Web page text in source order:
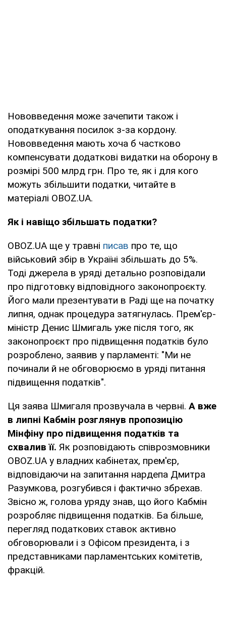
Нововведення може зачепити також і
оподаткування посилок з-за кордону.
Нововведення мають хоча б частково
компенсувати додаткові видатки на оборону в
розмірі 500 млрд грн. Про те, як і для кого
можуть збільшити податки, читайте в
матеріалі OBOZ.UA.
Як і навіщо збільшать податки?
OBOZ.UA ще у травні писав про те, що
військовий збір в Україні збільшать до 5%.
Тоді джерела в уряді детально розповідали
про підготовку відповідного законопроєкту.
Його мали презентувати в Раді ще на початку
липня, однак процедура затягнулась. Прем'єр-
міністр Денис Шмигаль уже після того, як
законопроєкт про підвищення податків було
розроблено, заявив у парламенті: "Ми не
починали й не обговорюємо в уряді питання
підвищення податків".
Ця заява Шмигаля прозвучала в червні. А вже
в липні Кабмін розглянув пропозицію
Мінфіну про підвищення податків та
схвалив її. Як розповідають співрозмовники
OBOZ.UA у владних кабінетах, прем'єр,
відповідаючи на запитання нардепа Дмитра
Разумкова, розгубився і фактично збрехав.
Звісно ж, голова уряду знав, що його Кабмін
розробляє підвищення податків. Ба більше,
перегляд податкових ставок активно
обговорювали і з Офісом президента, і з
представниками парламентських комітетів,
фракцій.